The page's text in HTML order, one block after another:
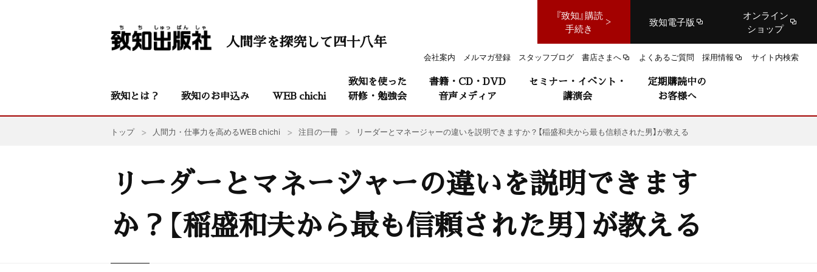
『致知』購読
手続き
致知電子版
オンライン
ショップ
会社案内 メルマガ登録 スタッフブログ 書店さまへ よくあるご質問 採用情報 サイト内検索
人間学を探究して四十八年
致知とは？ 致知のお申込み WEB chichi
致知を使った
研修・勉強会
書籍・CD・DVD
音声メディア
セミナー・イベント・
講演会
定期購読中の
お客様へ
トップ 人間力・仕事力を高めるWEB chichi 注目の一冊 リーダーとマネージャーの違いを説明できますか？【稲盛和夫から最も信頼された男】が教える
リーダーとマネージャーの違いを説明できます
か？【稲盛和夫から最も信頼された男】が教える